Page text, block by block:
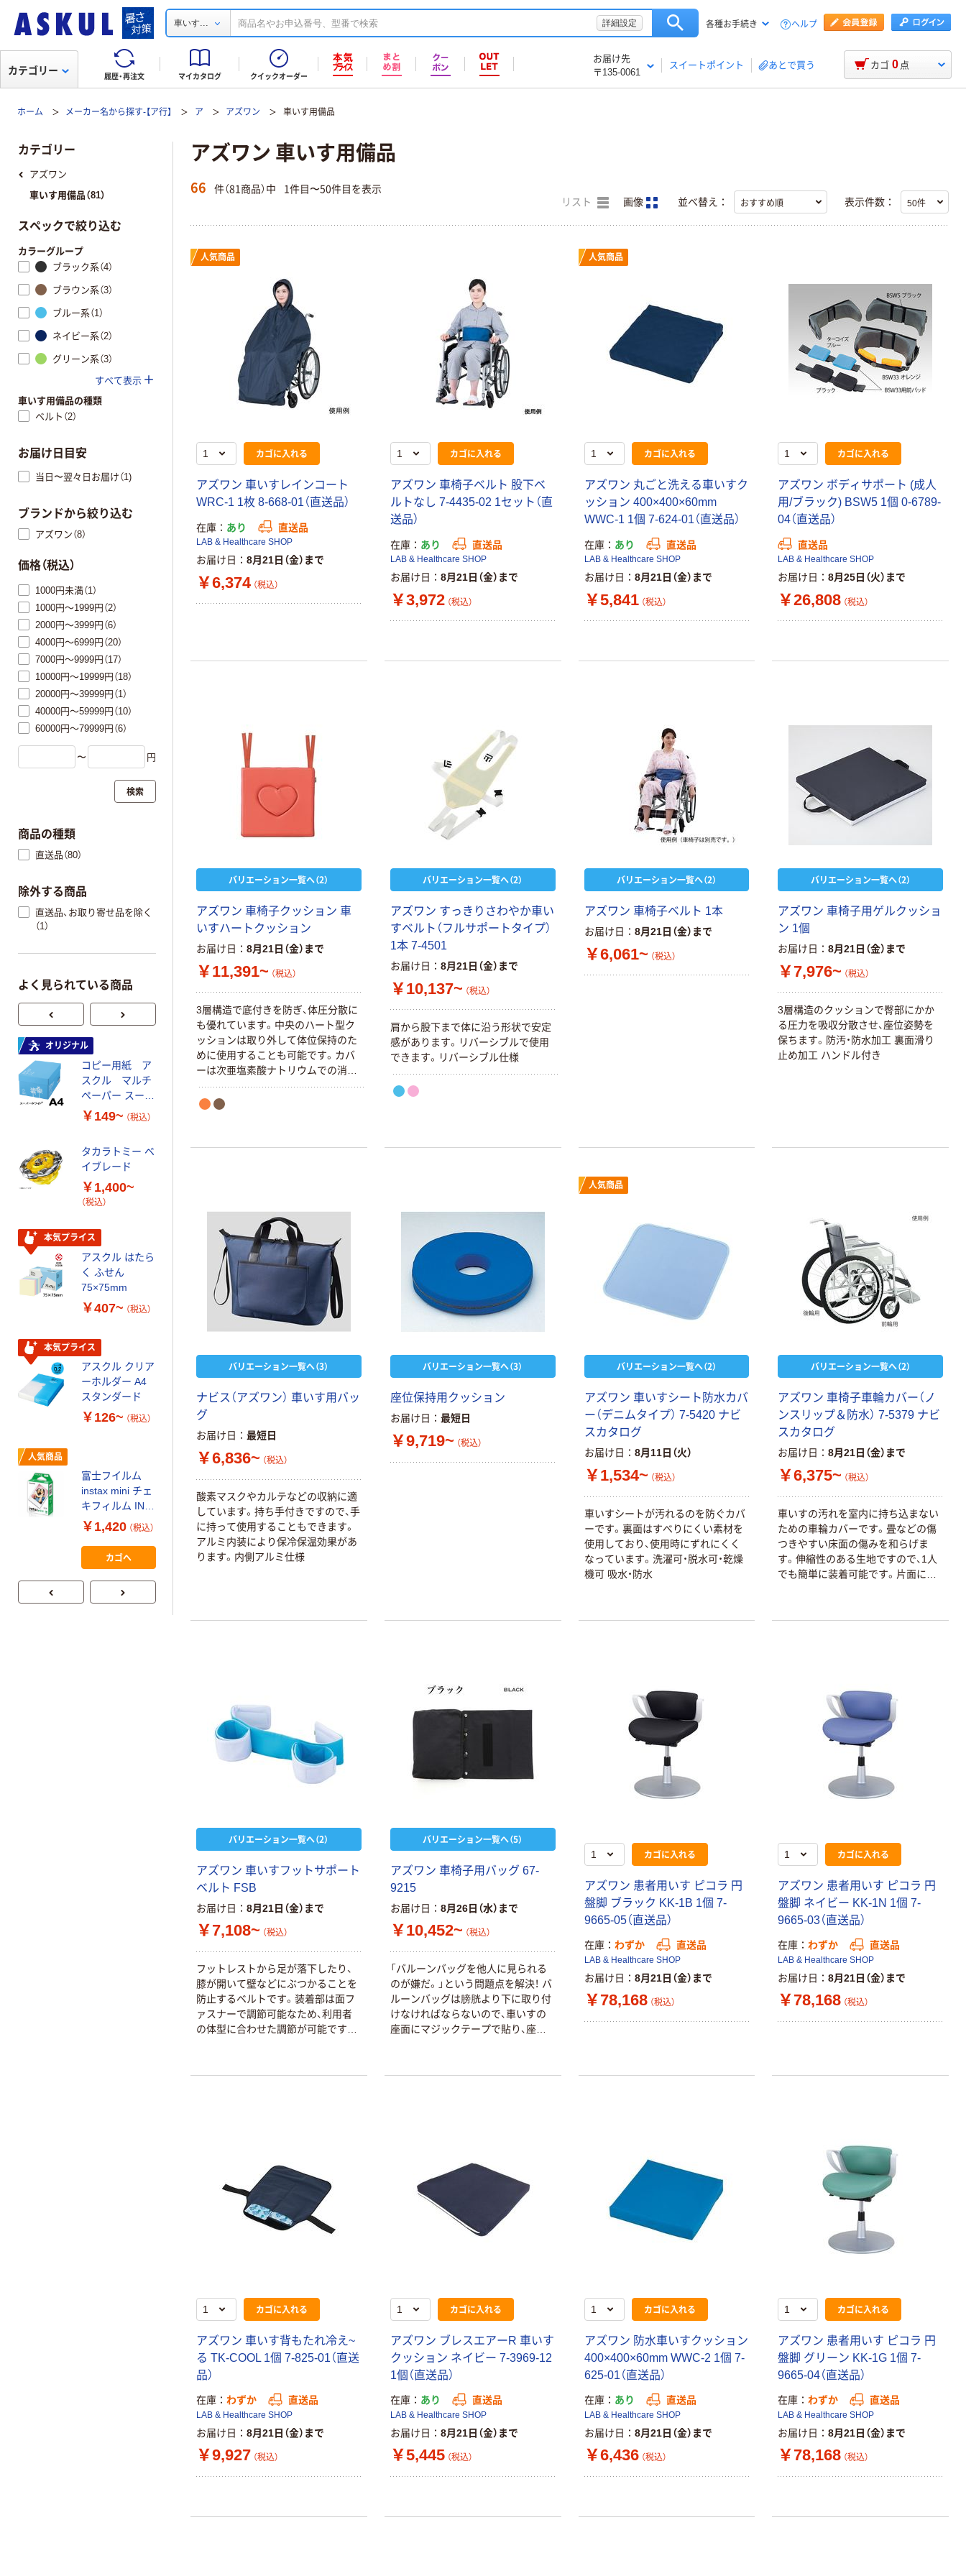
車いす... 詳細設定 各種お手続き ヘルプ
履歴・再注文 マイカタログ クイックオーダー
お届け先
〒135-0061
スイートポイント あとで買う
カテゴリー カゴ 0 点
ホーム メーカー名から探す-【ア行】 ア アズワン 車いす用備品
アズワン 車いす用備品
66 件（81商品）中 1件目〜50件目を表示
リスト 画像 並べ替え： 表示件数：
人気商品
カゴに入れる
アズワン 車いすレインコート
WRC-1 1枚 8-668-01（直送品）
在庫 あり 直送品
LAB & Healthcare SHOP
お届け日 8月21日（金）まで
￥6,374 （税込）
カゴに入れる
アズワン 車椅子ベルト 股下ベ
ルトなし 7-4435-02 1セット（直
送品）
在庫 あり 直送品
LAB & Healthcare SHOP
お届け日 8月21日（金）まで
￥3,972 （税込）
人気商品
カゴに入れる
アズワン 丸ごと洗える車いすク
ッション 400×400×60mm
WWC-1 1個 7-624-01（直送品）
在庫 あり 直送品
LAB & Healthcare SHOP
お届け日 8月21日（金）まで
￥5,841 （税込）
カゴに入れる
アズワン ボディサポート (成人
用/ブラック) BSW5 1個 0-6789-
04（直送品）
直送品
LAB & Healthcare SHOP
お届け日 8月25日（火）まで
￥26,808 （税込）
バリエーション一覧へ（2）
アズワン 車椅子クッション 車
いすハートクッション
お届け日 8月21日（金）まで
￥11,391~ （税込）
3層構造で底付きを防ぎ、体圧分散に
も優れています。中央のハート型ク
ッションは取り外して体位保持のた
めに使用することも可能です。カバ
ーは次亜塩素酸ナトリウムでの消毒
が可能です。
バリエーション一覧へ（2）
アズワン すっきりさわやか車い
すベルト（フルサポートタイプ）
1本 7-4501
お届け日 8月21日（金）まで
￥10,137~ （税込）
肩から股下まで体に沿う形状で安定
感があります。リバーシブルで使用
できます。リバーシブル仕様
バリエーション一覧へ（2）
アズワン 車椅子ベルト 1本
お届け日 8月21日（金）まで
￥6,061~ （税込）
バリエーション一覧へ（2）
アズワン 車椅子用ゲルクッショ
ン 1個
お届け日 8月21日（金）まで
￥7,976~ （税込）
3層構造のクッションで臀部にかか
る圧力を吸収分散させ、座位姿勢を
保ちます。防汚・防水加工 裏面滑り
止め加工 ハンドル付き
バリエーション一覧へ（3）
ナビス（アズワン） 車いす用バッ
グ
お届け日 最短日
￥6,836~ （税込）
酸素マスクやカルテなどの収納に適
しています。持ち手付きですので、手
に持って使用することもできます。
アルミ内装により保冷保温効果があ
ります。内側アルミ仕様
バリエーション一覧へ（3）
座位保持用クッション
お届け日 最短日
￥9,719~ （税込）
人気商品
バリエーション一覧へ（2）
アズワン 車いすシート防水カバ
ー（デニムタイプ） 7-5420 ナビ
スカタログ
お届け日 8月11日（火）
￥1,534~ （税込）
車いすシートが汚れるのを防ぐカバ
ーです。裏面はすべりにくい素材を
使用しており、使用時にずれにくく
なっています。洗濯可・脱水可・乾燥
機可 吸水・防水
バリエーション一覧へ（2）
アズワン 車椅子車輪カバー（ノ
ンスリップ＆防水） 7-5379 ナビ
スカタログ
お届け日 8月21日（金）まで
￥6,375~ （税込）
車いすの汚れを室内に持ち込まない
ための車輪カバーです。畳などの傷
つきやすい床面の傷みを和らげま
す。伸縮性のある生地ですので、1人
でも簡単に装着可能です。片面には
す。
バリエーション一覧へ（2）
アズワン 車いすフットサポート
ベルト FSB
お届け日 8月21日（金）まで
￥7,108~ （税込）
フットレストから足が落下したり、
膝が開いて壁などにぶつかることを
防止するベルトです。装着部は面フ
ァスナーで調節可能なため、利用者
の体型に合わせた調節が可能です。
す。固定ベルトが左右で分かれてい
バリエーション一覧へ（5）
アズワン 車椅子用バッグ 67-
9215
お届け日 8月26日（水）まで
￥10,452~ （税込）
「バルーンバッグを他人に見られる
のが嫌だ。」という問題点を解決！ バ
ルーンバッグは膀胱より下に取り付
けなければならないので、車いすの
座面にマジックテープで貼り、座面
バッグに入れられます。撥水になっ
カゴに入れる
アズワン 患者用いす ピコラ 円
盤脚 ブラック KK-1B 1個 7-
9665-05（直送品）
在庫 わずか 直送品
LAB & Healthcare SHOP
お届け日 8月21日（金）まで
￥78,168 （税込）
カゴに入れる
アズワン 患者用いす ピコラ 円
盤脚 ネイビー KK-1N 1個 7-
9665-03（直送品）
在庫 わずか 直送品
LAB & Healthcare SHOP
お届け日 8月21日（金）まで
￥78,168 （税込）
カゴに入れる
アズワン 車いす背もたれ冷え~
る TK-COOL 1個 7-825-01（直送
品）
在庫 わずか 直送品
LAB & Healthcare SHOP
お届け日 8月21日（金）まで
￥9,927 （税込）
カゴに入れる
アズワン ブレスエアーR 車いす
クッション ネイビー 7-3969-12
1個（直送品）
在庫 あり 直送品
LAB & Healthcare SHOP
お届け日 8月21日（金）まで
￥5,445 （税込）
カゴに入れる
アズワン 防水車いすクッション
400×400×60mm WWC-2 1個 7-
625-01（直送品）
在庫 あり 直送品
LAB & Healthcare SHOP
お届け日 8月21日（金）まで
￥6,436 （税込）
カゴに入れる
アズワン 患者用いす ピコラ 円
盤脚 グリーン KK-1G 1個 7-
9665-04（直送品）
在庫 わずか 直送品
LAB & Healthcare SHOP
お届け日 8月21日（金）まで
￥78,168 （税込）
カテゴリー
アズワン
車いす用備品（81）
スペックで絞り込む
カラーグループ
ブラック系（4）
ブラウン系（3）
ブルー系（1）
ネイビー系（2）
グリーン系（3）
すべて表示
車いす用備品の種類
ベルト（2）
お届け日目安
当日〜翌々日お届け（1)
ブランドから絞り込む
アズワン（8）
価格（税込）
1000円未満（1）
1000円～1999円（2）
2000円～3999円（6）
4000円～6999円（20）
7000円～9999円（17）
10000円～19999円（18）
20000円～39999円（1）
40000円～59999円（10）
60000円～79999円（6）
〜 円
検索
商品の種類
直送品（80）
除外する商品
直送品、お取り寄せ品を除く
（1）
よく見られている商品
オリジナル
コピー用紙 ア
スクル マルチ
ペーパー スーパ
ーホワイト+
￥149~ （税込）
タカラトミー ベ
イブレード
￥1,400~
（税込）
本気プライス
アスクル はたら
く ふせん
75×75mm
￥407~ （税込）
本気プライス
アスクル クリア
ーホルダー A4
スタンダード
￥126~ （税込）
人気商品
富士フイルム
instax mini チェ
キフィルム INS
MINI JP1 1パッ
ク（10枚入り）
￥1,420 （税込）
カゴへ
オリジナル
ゴミ袋 エコノミ
ケージ アスク
ルオリジナル
￥140~ （税込）
本気プライス
ティッシュペー
パー ボックス
150組 5箱入 ア
スクル スマート
証
￥328~
オリジナル
コピー用紙 マ
ミー+
￥149~
本気プライス
【ガムテープ】ア
スクル 現場のチ
カラ 厚さ
0.22mm 布テー
プ
￥145~ （税込）
本気プライス
アスクル はたら
50×15mm
リサイクル100
芯あり FSC認
乾電池 単4
形 アルカリ乾
電池 北欧パッ
オリジナル
アスクルオリジ
トフィルム A4
サイズ
￥458~ （税込）
本気プライス
オリジナル
サントリー 伊右
衛門 「お茶、どう
オリジナル
アスクル プラス
チックグローブ
INS MINI 13
￥12,100~
経口補水液 オー
エスワン（OS-1）
￥159~ （税込）
アスクル セロハ
ンテープ
￥216~
アスクル トイ
レのおそうじシ
ート 大王製紙
共同企画 トイ
レクリーナー
￥330~
本気プライス
A4タテ(コクヨ
製造）
￥115~
本気プライス
富士フイルム チ
本気プライス
トイレットペー
パー シングル
120ｍ 再生紙
100% 6ロール
証
￥470~